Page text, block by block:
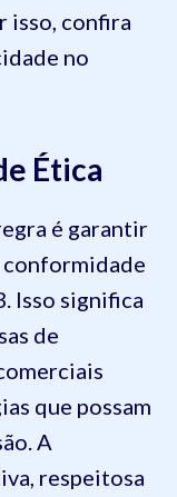
isso, confira
no
Ética
é garantir
conformidade
Isso significa
de
que possam
A
respeitosa